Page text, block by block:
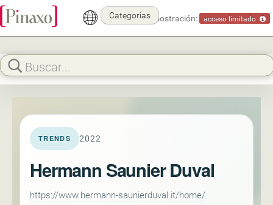
Modo demostración: acceso limitado
Categorías
TRENDS 2022
Hermann Saunier Duval
https://www.hermann-saunierduval.it/home/